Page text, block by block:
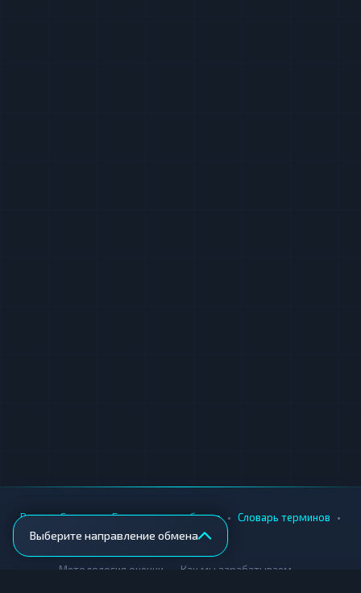
Выберите направление обмена
Вики • Города • Безопасность обмена • Словарь терминов •
AML-проверка
Методология оценки Как мы зарабатываем